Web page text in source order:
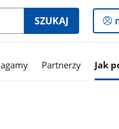
SZUKAJ
Partnerzy Jak